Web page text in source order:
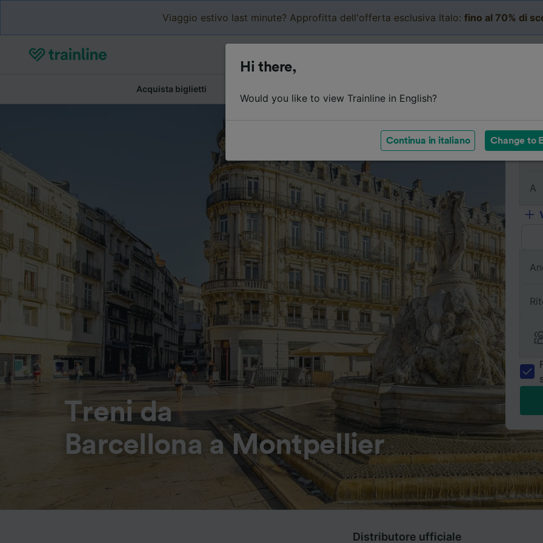
Viaggio estivo last minute? Approfitta dell'offerta esclusiva Italo: fino al 70% di
Acquista biglietti
Treni da
Barcellona a Montpellier
Da
A
Distributore ufficiale
Hi there,
Would you like to view Trainline in English?
Continua in italiano Change to